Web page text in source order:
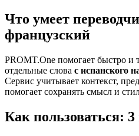
Что умеет
французский
PROMT.One помогает быстро и
отдельные слова с испанского
Сервис учитывает контекст,
помогает сохранять смысл и
Как пользоваться: